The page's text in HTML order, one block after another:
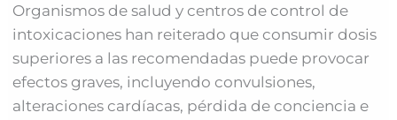
Organismos de salud y centros de control de
intoxicaciones han reiterado que consumir dosis
superiores a las recomendadas puede provocar
efectos graves, incluyendo convulsiones,
alteraciones cardíacas, pérdida de conciencia e